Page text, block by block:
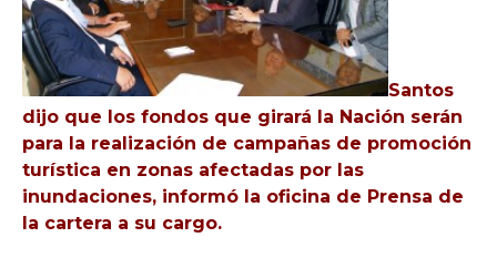
Santos
dijo que los fondos que girará la Nación serán
para la realización de campañas de promoción
turística en zonas afectadas por las
inundaciones, informó la oficina de Prensa de
la cartera a su cargo.